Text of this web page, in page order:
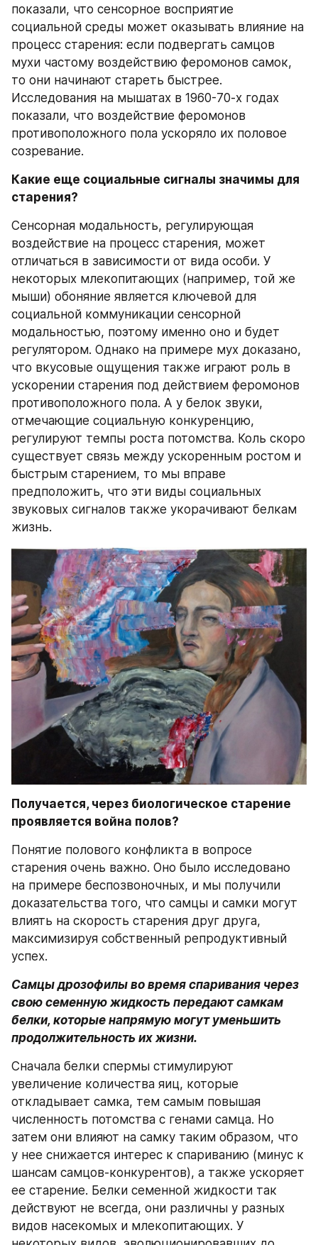
показали, что сенсорное восприятие
социальной среды может оказывать влияние на
процесс старения: если подвергать самцов
мухи частому воздействию феромонов самок,
то они начинают стареть быстрее.
Исследования на мышатах в 1960-70-х годах
показали, что воздействие феромонов
противоположного пола ускоряло их половое
созревание.
Какие еще социальные сигналы значимы для
старения?
Сенсорная модальность, регулирующая
воздействие на процесс старения, может
отличаться в зависимости от вида особи. У
некоторых млекопитающих (например, той же
мыши) обоняние является ключевой для
социальной коммуникации сенсорной
модальностью, поэтому именно оно и будет
регулятором. Однако на примере мух доказано,
что вкусовые ощущения также играют роль в
ускорении старения под действием феромонов
противоположного пола. А у белок звуки,
отмечающие социальную конкуренцию,
регулируют темпы роста потомства. Коль скоро
существует связь между ускоренным ростом и
быстрым старением, то мы вправе
предположить, что эти виды социальных
звуковых сигналов также укорачивают белкам
жизнь.
Получается, через биологическое старение
проявляется война полов?
Понятие полового конфликта в вопросе
старения очень важно. Оно было исследовано
на примере беспозвоночных, и мы получили
доказательства того, что самцы и самки могут
влиять на скорость старения друг друга,
максимизируя собственный репродуктивный
успех.
Самцы дрозофилы во время спаривания через
свою семенную жидкость передают самкам
белки, которые напрямую могут уменьшить
продолжительность их жизни.
Сначала белки спермы стимулируют
увеличение количества яиц, которые
откладывает самка, тем самым повышая
численность потомства с генами самца. Но
затем они влияют на самку таким образом, что
у нее снижается интерес к спариванию (минус к
шансам самцов-конкурентов), а также ускоряет
ее старение. Белки семенной жидкости так
действуют не всегда, они различны у разных
видов насекомых и млекопитающих. У